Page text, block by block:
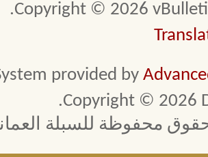
Copyright © 2026
provided by
Copyright © 2026
محفوظة للسبلة العمانية